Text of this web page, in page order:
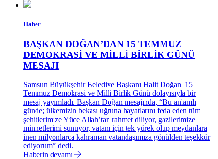
Haber
BAŞKAN DOĞAN’DAN 15 TEMMUZ
DEMOKRASİ VE MİLLİ BİRLİK GÜNÜ
MESAJI
Samsun Büyükşehir Belediye Başkanı Halit Doğan, 15
Temmuz Demokrasi ve Milli Birlik Günü dolayısıyla bir
mesaj yayımladı. Başkan Doğan mesajında, “Bu anlamlı
günde; ülkemizin bekası uğruna hayatlarını feda eden tüm
şehitlerimize Yüce Allah’tan rahmet diliyor, gazilerimize
minnetlerimi sunuyor, vatanı için tek yürek olup meydanlara
inen milyonlarca kahraman vatandaşımıza gönülden teşekkür
ediyorum” dedi.
Haberin devamı